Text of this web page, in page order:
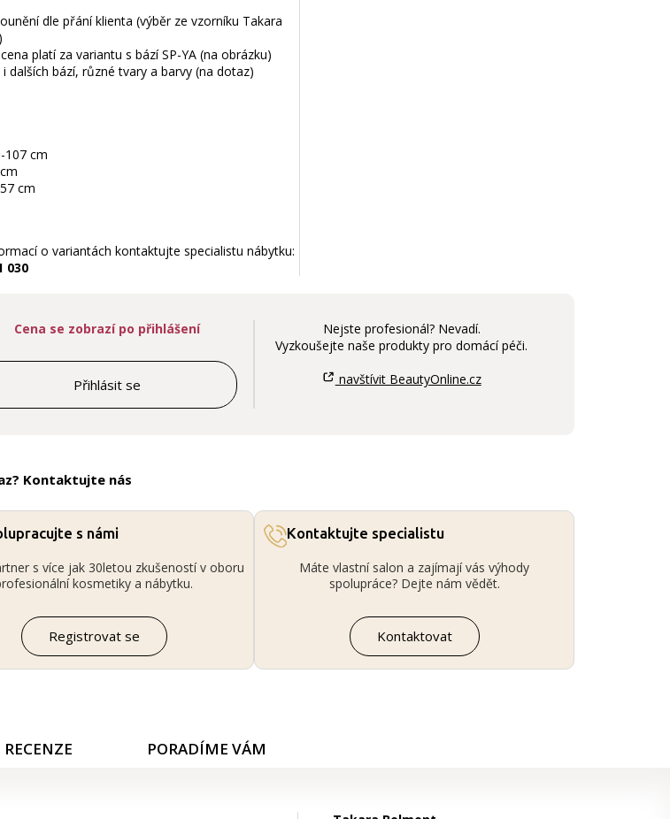
dle přání klienta (výběr ze vzorníku Takara
platí za variantu s bází SP-YA (na obrázku)
dalších bází, různé tvary a barvy (na dotaz)
107 cm
cm
o variantách kontaktujte specialistu nábytku:
030
Cena se zobrazí po přihlášení
Přihlásit se
Nejste profesionál? Nevadí.
Vyzkoušejte naše produkty pro domácí péči.
navštívit BeautyOnline.cz
Kontaktujte nás
s námi
s více jak 30letou zkušeností v oboru
kosmetiky a nábytku.
Registrovat se
Kontaktujte specialistu
Máte vlastní salon a zajímají vás výhody
spolupráce? Dejte nám vědět.
Kontaktovat
RECENZE PORADÍME VÁM